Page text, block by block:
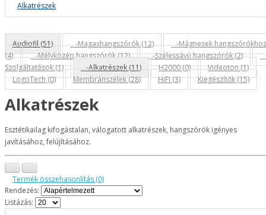
Alkatrészek
Audiofil (51) -Magashangszórók (12)
-Mágnesek hangszórókhoz
(4)
-Mélyközép hangszórók (12) -Szélessávú hangszórók (2)
Szolgáltatások (1)
-Alkatrészek (11) H2000 (0)
Videoton (1)
LogoTech (0)
Membránszélek (28) HiFI (3) Kiegészítők (15)
Alkatrészek
Esztétikailag kifogástalan, válogatott alkatrészek, hangszórók igényes
javításához, felújításához.
Termék összehasonlítás (0)
Rendezés:
Listázás: